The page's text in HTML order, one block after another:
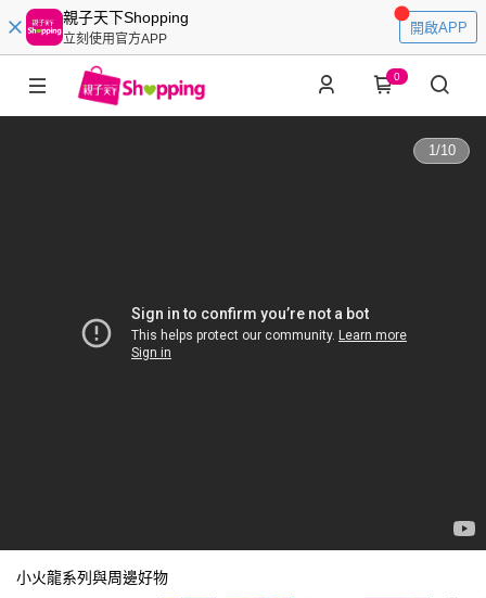
親子天下Shopping
立刻使用官方APP
開啟APP
0
1/10
小火龍系列與周邊好物